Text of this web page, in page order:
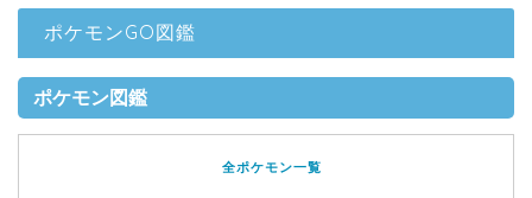
ポケモンGO図鑑
ポケモン図鑑
全ポケモン一覧